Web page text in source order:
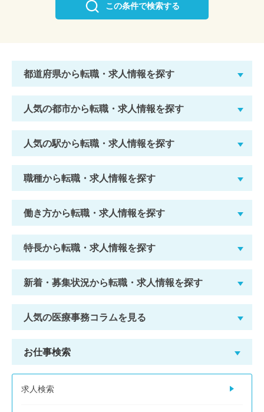
この条件で検索する
都道府県から転職・求人情報を探す
人気の都市から転職・求人情報を探す
人気の駅から転職・求人情報を探す
職種から転職・求人情報を探す
働き方から転職・求人情報を探す
特長から転職・求人情報を探す
新着・募集状況から転職・求人情報を探す
人気の医療事務コラムを見る
お仕事検索
求人検索